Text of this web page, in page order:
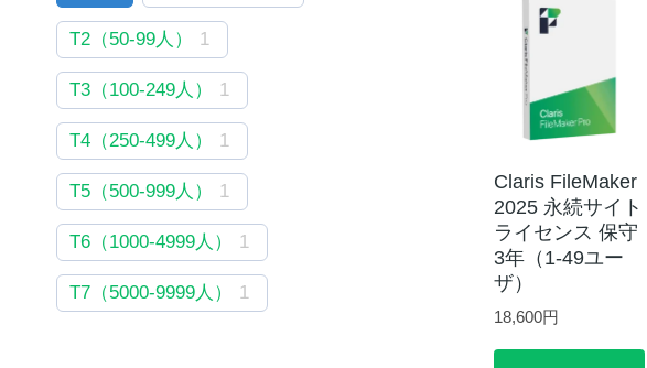
Claris FileMaker
2025 永続サイト
ライセンス 保守
3年（1-49ユー
ザ）
18,600円
T2（50-99人） 1
T3（100-249人） 1
T4（250-499人） 1
T5（500-999人） 1
T6（1000-4999人） 1
T7（5000-9999人） 1